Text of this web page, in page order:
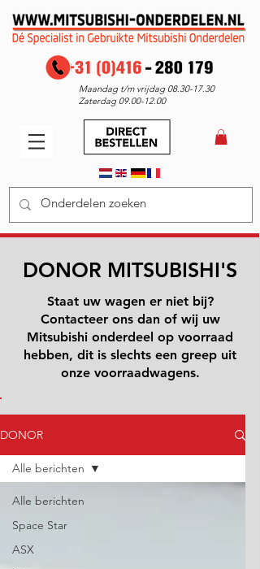
Maandag t/m vrijdag 08.30-17.30
Zaterdag 09.00-12.00
DONOR MITSUBISHI'S
Staat uw wagen er niet bij?
Contacteer ons dan of wij uw
Mitsubishi onderdeel op voorraad
hebben, dit is slechts een greep uit
onze voorraadwagens.
DONOR
Alle berichten
Space Star
ASX
Alle berichten